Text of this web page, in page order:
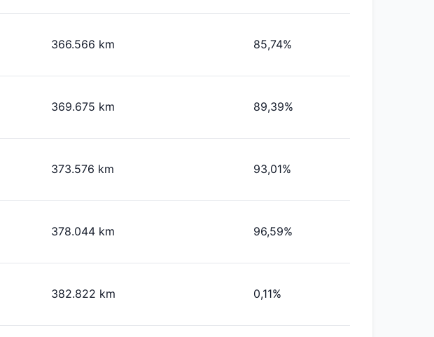
366.566 km 85,74%
369.675 km 89,39%
373.576 km 93,01%
378.044 km 96,59%
382.822 km 0,11%